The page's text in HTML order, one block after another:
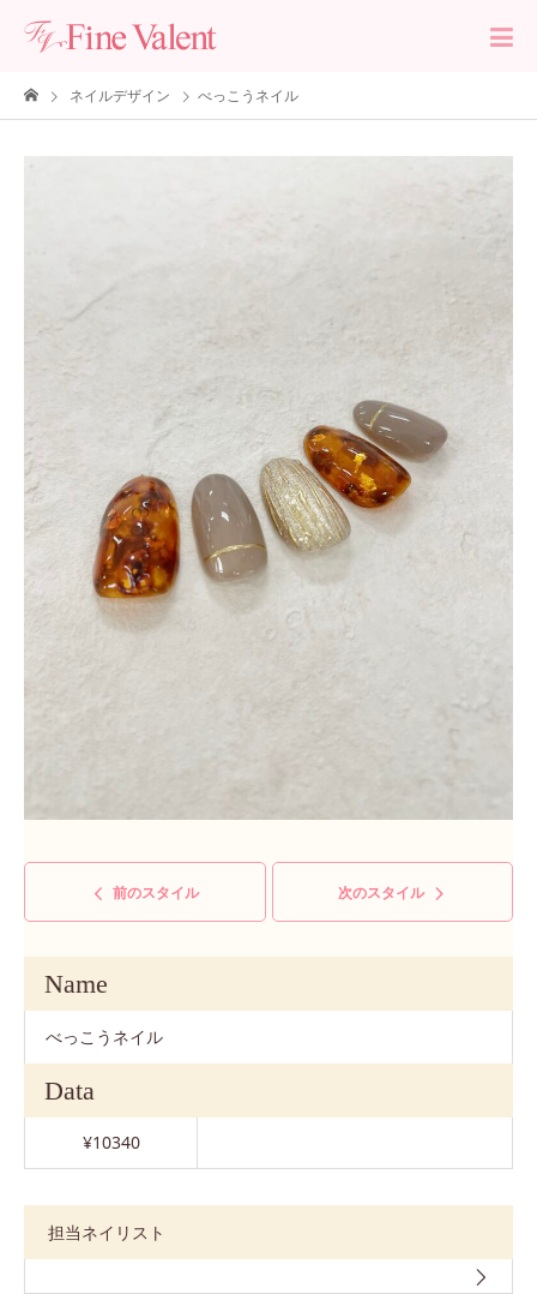
ネイルデザイン べっこうネイル
前のスタイル 次のスタイル
Name
べっこうネイル
Data
¥10340
担当ネイリスト